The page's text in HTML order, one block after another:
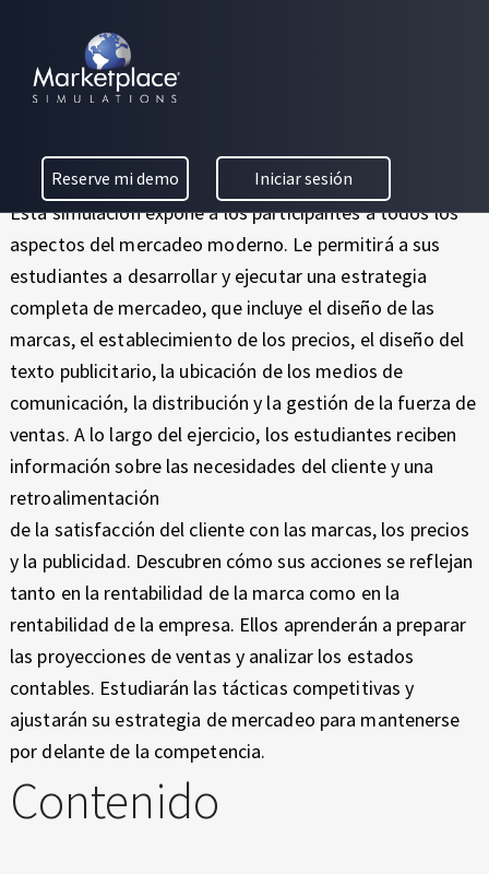
C
T
N
T
H
R
U
G
H
X
E
R
I
E
E
Iniciar sesión
Reserve mi demo
A
D
E
O
E
S
T
R
A
T
É
G
I
C
Mercadeo Estratégico
Avanzado
Esta simulación expone a los participantes a todos los
aspectos del mercadeo moderno. Le permitirá a sus
estudiantes a desarrollar y ejecutar una estrategia
completa de mercadeo, que incluye el diseño de las
marcas, el establecimiento de los precios, el diseño del
texto publicitario, la ubicación de los medios de
comunicación, la distribución y la gestión de la fuerza de
ventas. A lo largo del ejercicio, los estudiantes reciben
información sobre las necesidades del cliente y una
retroalimentación
de la satisfacción del cliente con las marcas, los precios
y la publicidad. Descubren cómo sus acciones se reflejan
tanto en la rentabilidad de la marca como en la
rentabilidad de la empresa. Ellos aprenderán a preparar
las proyecciones de ventas y analizar los estados
contables. Estudiarán las tácticas competitivas y
ajustarán su estrategia de mercadeo para mantenerse
por delante de la competencia.
Contenido